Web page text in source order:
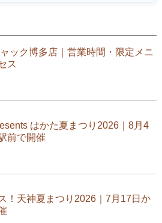
ック博多店｜営業時間・限定メニ
ス
はかた夏まつり2026｜8月4
前で開催
！天神夏まつり2026｜7月17日か